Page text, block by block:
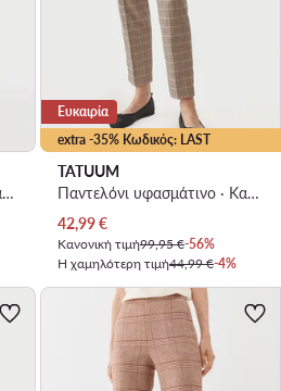
Παντελόνι υφασμάτινο · Καφέ · Regular Fit
extra -35% Κωδικός: LAST
Ευκαιρία
TATUUM
Παντελόνι υφασμάτινο · Καφέ · Regular Fit
Τρέχουσα τιμή
42,99€
Κανονική τιμή99,95 €-56%
Η χαμηλότερη τιμή44,99 €-4%